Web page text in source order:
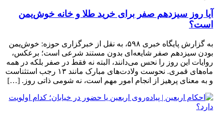
آیا روز سیزدهم صفر برای خرید طلا و خانه خوش‌یمن
است؟
به گزارش پایگاه خبری ۵۹۸، به نقل از خبرگزاری حوزه: خوش‌یمن
بودن سیزدهم صفر شایعه‌ای بدون مستند شرعی است؛ برعکس،
روایات این روز را نحس می‌دانند، البته نه فقط در صفر بلکه در همه
ماه‌های قمری. نحوست ولادت‌های مبارک مانند ۱۳ رجب استثناست
و به معنای پرهیز از انجام امور مهم است، نه شومی ذاتی روز. […]